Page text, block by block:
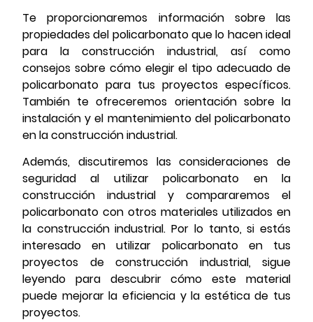
Te proporcionaremos información sobre las
propiedades del policarbonato que lo hacen ideal
para la construcción industrial, así como
consejos sobre cómo elegir el tipo adecuado de
policarbonato para tus proyectos específicos.
También te ofreceremos orientación sobre la
instalación y el mantenimiento del policarbonato
en la construcción industrial.
Además, discutiremos las consideraciones de
seguridad al utilizar policarbonato en la
construcción industrial y compararemos el
policarbonato con otros materiales utilizados en
la construcción industrial. Por lo tanto, si estás
interesado en utilizar policarbonato en tus
proyectos de construcción industrial, sigue
leyendo para descubrir cómo este material
puede mejorar la eficiencia y la estética de tus
proyectos.